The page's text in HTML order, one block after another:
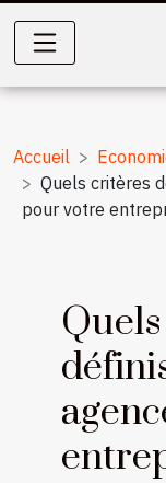
Accueil
Quels critères
pour votre